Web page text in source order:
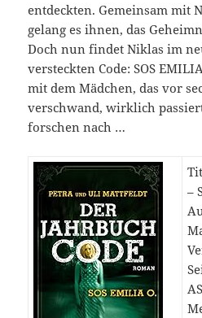
entdeckten. Gemeinsam mit
gelang es ihnen, das
Doch nun findet Niklas im
versteckten Code: SOS
mit dem Mädchen, das vor
verschwand, wirklich
forschen nach …
–